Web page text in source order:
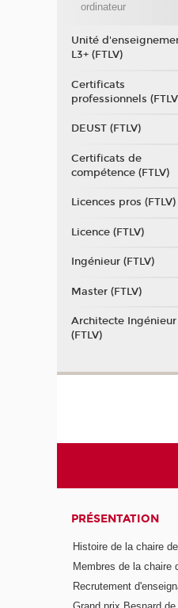
ordinateur
Unité
L3+ (FTLV)
Certificats
professionnels
DEUST (FTLV)
Certificats de
compétence (FTLV)
Licences pros (FTLV)
Licence (FTLV)
Ingénieur (FTLV)
Master (FTLV)
Architecte Ingénieur
(FTLV)
PRÉSENTATION
Histoire de la chaire
Membres de la chaire
Recrutement